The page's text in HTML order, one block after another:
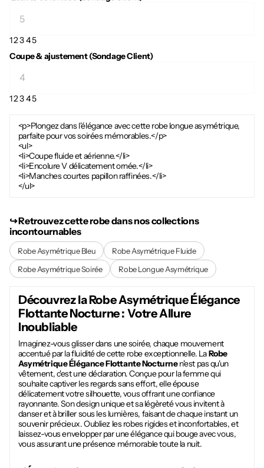
12345
Coupe & ajustement (Sondage Client)
12345
<p>Plongez dans l'élégance avec cette robe longue asymétrique,
parfaite pour vos soirées mémorables.</p>
<ul>
<li>Coupe fluide et aérienne.</li>
<li>Encolure V délicatement ornée.</li>
<li>Manches courtes papillon raffinées.</li>
</ul>
↪︎ Retrouvez cette robe dans nos collections
incontournables
Robe Asymétrique Bleu
Robe Asymétrique Fluide
Robe Asymétrique Soirée
Robe Longue Asymétrique
Découvrez laRobe Asymétrique Élégance
Flottante Nocturne: Votre Allure
Inoubliable
Imaginez-vous glisser dans une soirée, chaque mouvement
accentué par la fluidité de cette robe exceptionnelle. LaRobe
Asymétrique Élégance Flottante Nocturnen'est pas qu'un
vêtement, c'est une déclaration. Conçue pour la femme qui
souhaite captiver les regards sans effort, elle épouse
délicatement votre silhouette, vous offrant une confiance
rayonnante. Son design unique et sa légèreté vous invitent à
danser et à briller sous les lumières, faisant de chaque instant un
souvenir précieux. Oubliez les robes rigides et inconfortables, et
laissez-vous envelopper par une élégance qui bouge avec vous,
vous assurant une présence mémorable toute la nuit.